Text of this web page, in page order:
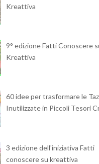
Kreattiva
9° edizione Fatti Conoscere
Kreattiva
60 idee per trasformare le
Inutilizzate in Piccoli Tesori
3 edizione dell'iniziativa Fatti
conoscere su kreattiva